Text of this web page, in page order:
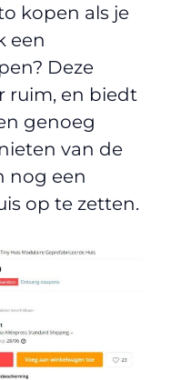
kopen als je
een
Deze
ruim, en biedt
genoeg
van de
nog een
op te zetten.